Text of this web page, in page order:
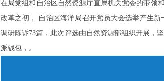
在局党组和自治区自然资源厅直属机关党委的带领
改革之初， 自治区海洋局召开党员大会选举产生
调研陈诉73篇，此次评选由自然资源部组织开展，
派钱包，。